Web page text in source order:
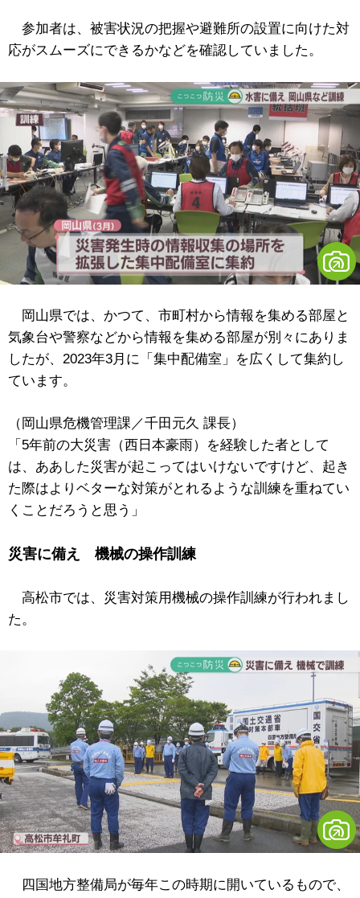
参加者は、被害状況の把握や避難所の設置に向けた対
応がスムーズにできるかなどを確認していました。
岡山県では、かつて、市町村から情報を集める部屋と
気象台や警察などから情報を集める部屋が別々にありま
したが、2023年3月に「集中配備室」を広くして集約し
ています。
（岡山県危機管理課／千田元久 課長）
「5年前の大災害（西日本豪雨）を経験した者として
は、ああした災害が起こってはいけないですけど、起き
た際はよりベターな対策がとれるような訓練を重ねてい
くことだろうと思う」
災害に備え 機械の操作訓練
高松市では、災害対策用機械の操作訓練が行われまし
た。
四国地方整備局が毎年この時期に開いているもので、